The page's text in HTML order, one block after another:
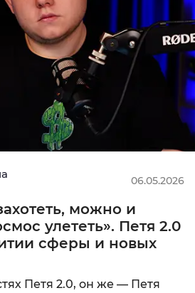
06.05.2026
можно и
улететь». Петя 2.0
сферы и новых
Петя 2.0, он же — Петя